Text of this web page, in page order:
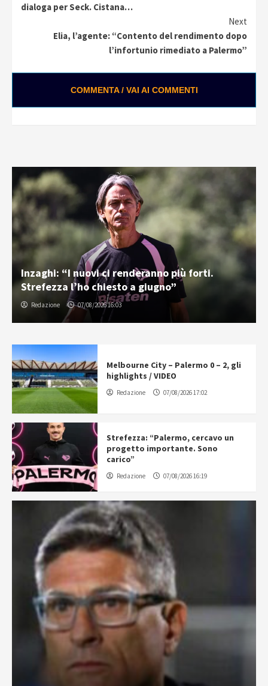
Reading
dialoga per Seck. Cistana…
Next
Elia, l’agente: “Contento del rendimento dopo
l’infortunio rimediato a Palermo”
COMMENTA / VAI AI COMMENTI
Inzaghi: “I nuovi ci renderanno più forti.
Strefezza l’ho chiesto a giugno”
Redazione 07/08/2026 16:03
Melbourne City – Palermo 0 – 2, gli
highlights / VIDEO
Redazione 07/08/2026 17:02
Strefezza: “Palermo, cercavo un
progetto importante. Sono
carico”
Redazione 07/08/2026 16:19